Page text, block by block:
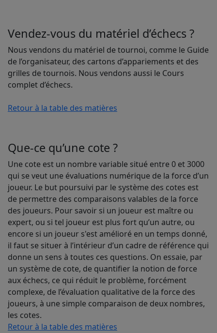
Vendez-vous du matériel d’échecs ?
Nous vendons du matériel de tournoi, comme le Guide
de l’organisateur, des cartons d’appariements et des
grilles de tournois. Nous vendons aussi le Cours
complet d’échecs.
Retour à la table des matières
Que-ce qu’une cote ?
Une cote est un nombre variable situé entre 0 et 3000
qui se veut une évaluations numérique de la force d’un
joueur. Le but poursuivi par le système des cotes est
de permettre des comparaisons valables de la force
des joueurs. Pour savoir si un joueur est maître ou
expert, ou si tel joueur est plus fort qu’un autre, ou
encore si un joueur s'est amélioré en un temps donné,
il faut se situer à l’intérieur d’un cadre de référence qui
donne un sens à toutes ces questions. On essaie, par
un système de cote, de quantifier la notion de force
aux échecs, ce qui réduit le problème, forcément
complexe, de l’évaluation qualitative de la force des
joueurs, à une simple comparaison de deux nombres,
les cotes.
Retour à la table des matières